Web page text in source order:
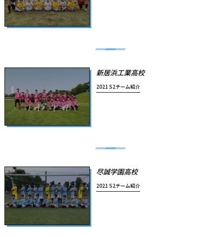
新居浜工業高校
2021 S2チーム紹介
尽誠学園高校
2021 S2チーム紹介